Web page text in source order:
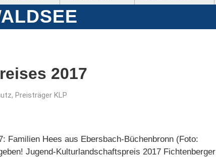
2017
, Preisträger KLP
Familien Hees aus Ebersbach-Büchenbronn (Foto:
Jugend-Kulturlandschaftspreis 2017 Fichtenberger